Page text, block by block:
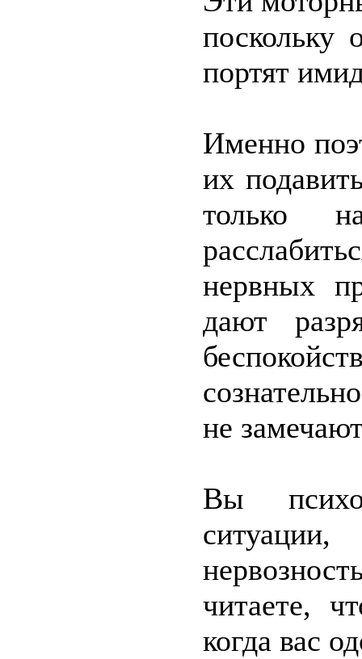
поскольку
портят
Именно
их
только
нервных
дают
не
Вы
читаете,
когда вас